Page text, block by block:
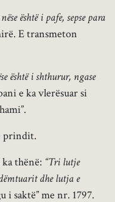
është i pafe, sepse para
E transmeton
është i shthurur, ngase
e ka vlerësuar si
prindit.
thënë: “Tri lutje
dhe lutja e
i saktë” me nr. 1797.